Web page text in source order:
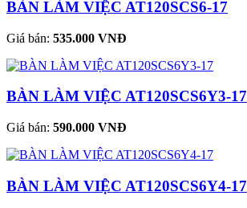
BÀN LÀM VIỆC AT120SCS6-17
Giá bán: 535.000 VNĐ
BÀN LÀM VIỆC AT120SCS6Y3-17
Giá bán: 590.000 VNĐ
BÀN LÀM VIỆC AT120SCS6Y4-17